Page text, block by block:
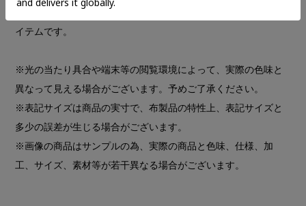
プレートをあしらいました。冬のへアアクセとして活躍するア
イテムです。
※光の当たり具合や端末等の閲覧環境によって、実際の色味と
異なって見える場合がございます。予めご了承ください。
※表記サイズは商品の実寸で、布製品の特性上、表記サイズと
多少の誤差が生じる場合がございます。
※画像の商品はサンプルの為、実際の商品と色味、仕様、加
工、サイズ、素材等が若干異なる場合がございます。